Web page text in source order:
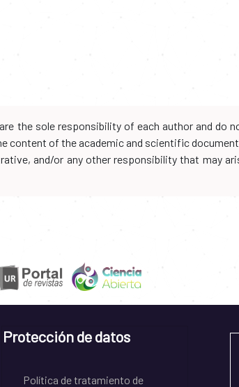
the sole responsibility of each author and do
of the academic and scientific
and/or any other responsibility that may
Protección de datos
Política de tratamiento de